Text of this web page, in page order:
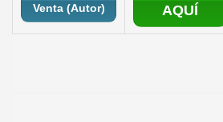
Venta (Autor)
AQUÍ